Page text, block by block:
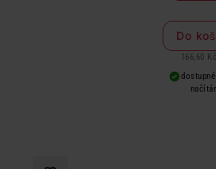
Do
166,60 Kč